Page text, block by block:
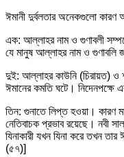
ঈমানী দুর্বলতার অনেকগুলো কারণ
এক: আল্লাহর নাম ও গুণাবলী
যে মানুষ আল্লাহর নাম ও গুণাবলি
দুই: আল্লাহর কাউনি (চিরায়ত) ও
ঈমানের কমতি ঘটে। নিদেনপক্ষে
তিন: গুনাতে লিপ্ত হওয়া। কারণ
নেতিবাচক প্রভাব রয়েছে। নবী
যিনাকারী যখন যিনা করে তখন
(৫৭)]